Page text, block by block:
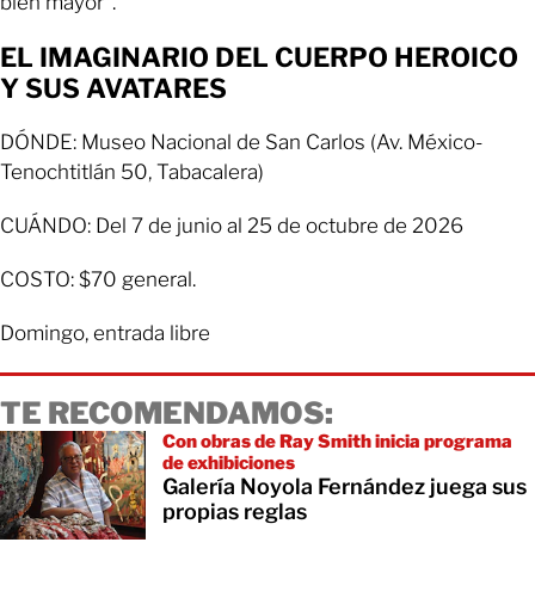
EL IMAGINARIO DEL CUERPO HEROICO
Y SUS AVATARES
DÓNDE: Museo Nacional de San Carlos (Av. México-
Tenochtitlán 50, Tabacalera)
CUÁNDO: Del 7 de junio al 25 de octubre de 2026
COSTO: $70 general.
Domingo, entrada libre
TE RECOMENDAMOS:
Con obras de Ray Smith inicia programa
de exhibiciones
Galería Noyola Fernández juega sus
propias reglas